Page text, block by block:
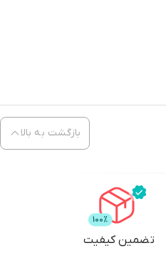
بازگشت به بالا
تضمین کیفیت